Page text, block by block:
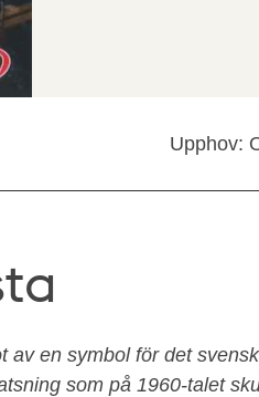
Upphov:
av en symbol för det
som på 1960-talet